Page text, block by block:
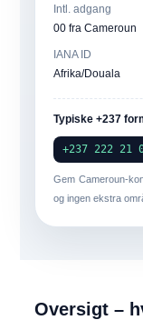
Intl. adgang
00 fra Cameroun
IANA ID
Afrika/Douala
Typiske +237
+237 222 21
Gem Cameroun-
og ingen ekstra
Oversigt –